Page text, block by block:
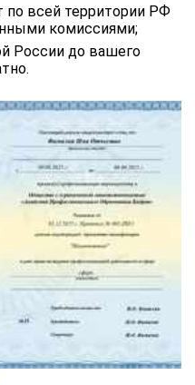
всей территории РФ
комиссиями;
России до вашего